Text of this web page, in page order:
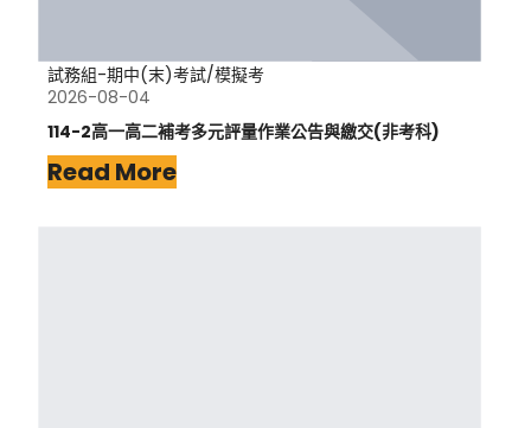
試務組-期中(末)考試/模擬考
2026-08-04
114-2高一高二補考多元評量作業公告與繳交(非考科)
Read More